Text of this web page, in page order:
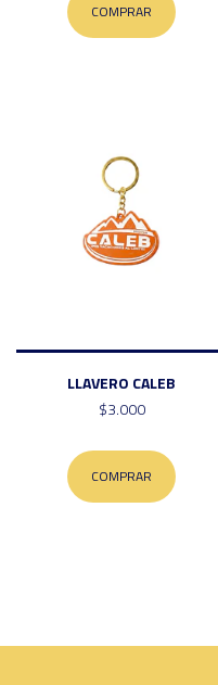
COMPRAR
LLAVERO CALEB
$3.000
COMPRAR